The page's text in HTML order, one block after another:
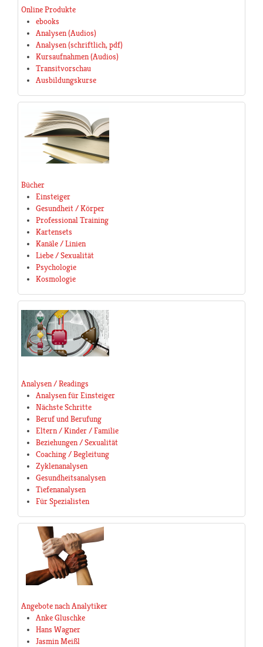
Online Produkte
ebooks
Analysen (Audios)
Analysen (schriftlich, pdf)
Kursaufnahmen (Audios)
Transitvorschau
Ausbildungskurse
Bücher
Einsteiger
Gesundheit / Körper
Professional Training
Kartensets
Kanäle / Linien
Liebe / Sexualität
Psychologie
Kosmologie
Analysen / Readings
Analysen für Einsteiger
Nächste Schritte
Beruf und Berufung
Eltern / Kinder / Familie
Beziehungen / Sexualität
Coaching / Begleitung
Zyklenanalysen
Gesundheitsanalysen
Tiefenanalysen
Für Spezialisten
Angebote nach Analytiker
Anke Gluschke
Hans Wagner
Jasmin Meißl